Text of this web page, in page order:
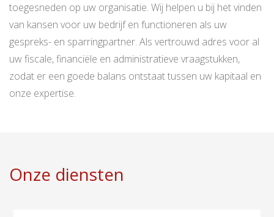
toegesneden op uw organisatie. Wij helpen u bij het vinden
van kansen voor uw bedrijf en functioneren als uw
gespreks- en sparringpartner. Als vertrouwd adres voor al
uw fiscale, financiële en administratieve vraagstukken,
zodat er een goede balans ontstaat tussen uw kapitaal en
onze expertise.
Onze diensten